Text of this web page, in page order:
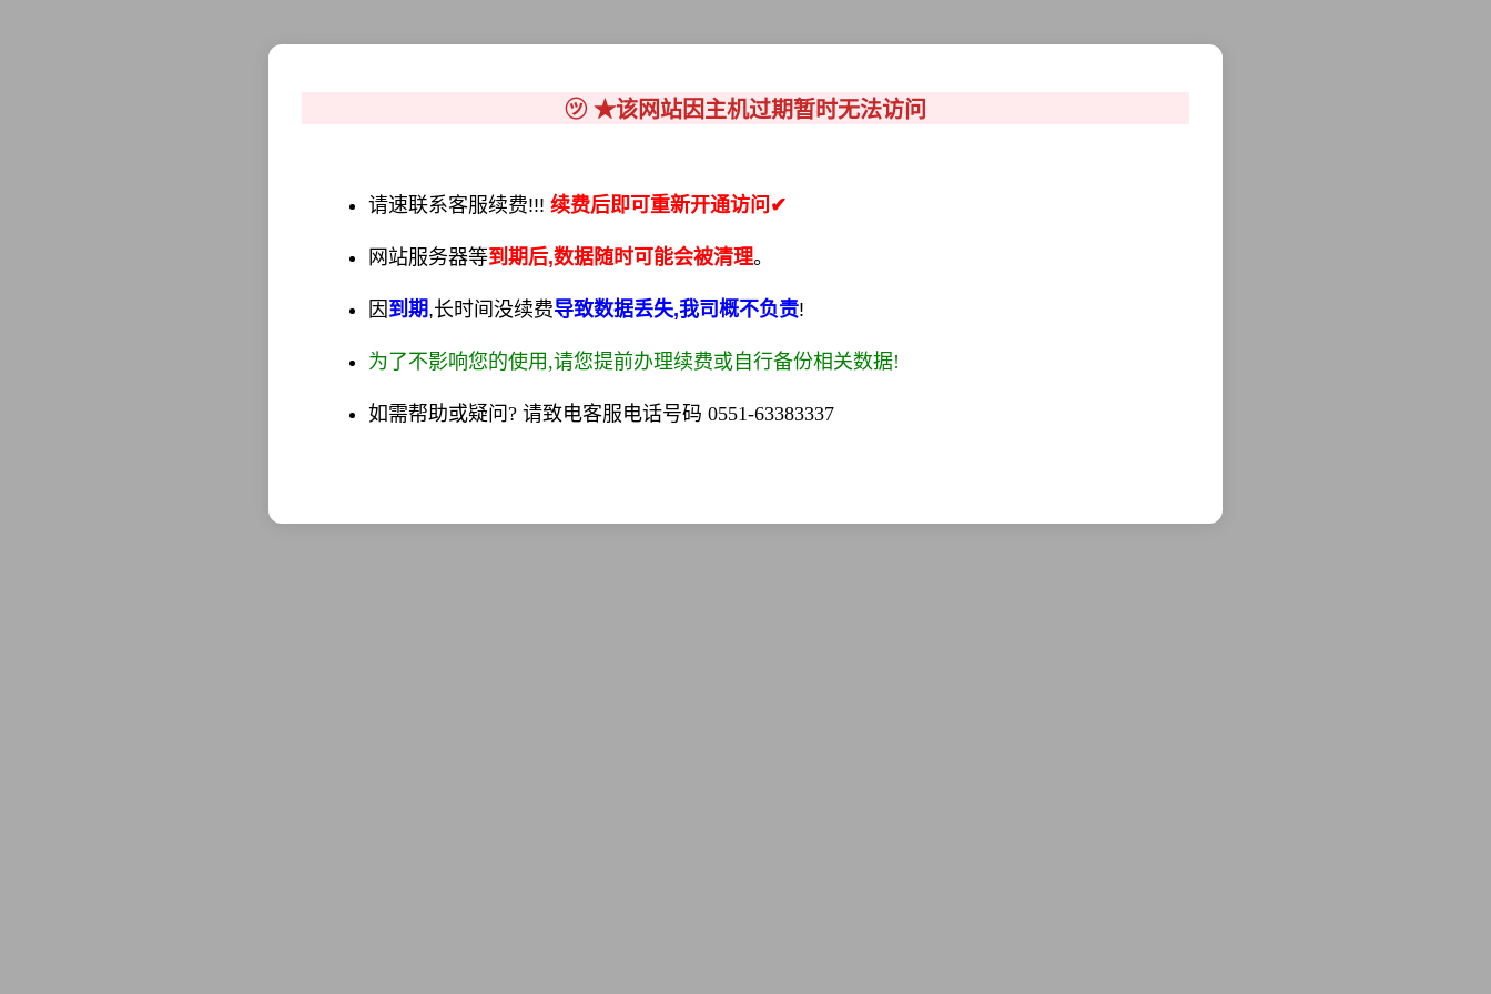
㋡ ★该网站因主机过期暂时无法访问
请速联系客服续费!!! 续费后即可重新开通访问✔
网站服务器等到期后,数据随时可能会被清理。
因 到期,长时间没续费导致数据丢失,我司概不负责!
为了不影响您的使用,请您提前办理续费或自行备份相关数据!
如需帮助或疑问? 请致电客服电话号码 0551-63383337